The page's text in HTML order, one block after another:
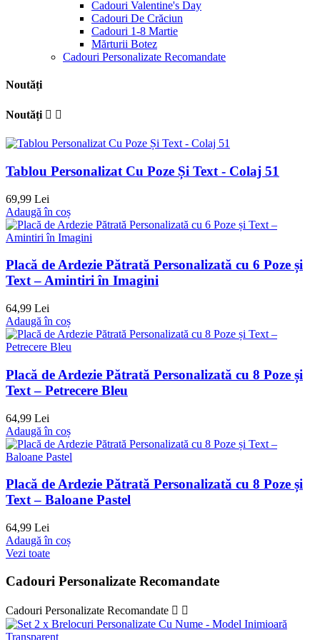
Cadouri Valentine's Day
Cadouri De Crăciun
Cadouri 1-8 Martie
Mărturii Botez
Cadouri Personalizate Recomandate
Noutăți
Noutăți  
Tablou Personalizat Cu Poze Și Text - Colaj 51
69,99 Lei
Adaugă în coș
Placă de Ardezie Pătrată Personalizată cu 6 Poze și
Text – Amintiri în Imagini
64,99 Lei
Adaugă în coș
Placă de Ardezie Pătrată Personalizată cu 8 Poze și
Text – Petrecere Bleu
64,99 Lei
Adaugă în coș
Placă de Ardezie Pătrată Personalizată cu 8 Poze și
Text – Baloane Pastel
64,99 Lei
Adaugă în coș
Vezi toate
Cadouri Personalizate Recomandate
Cadouri Personalizate Recomandate  